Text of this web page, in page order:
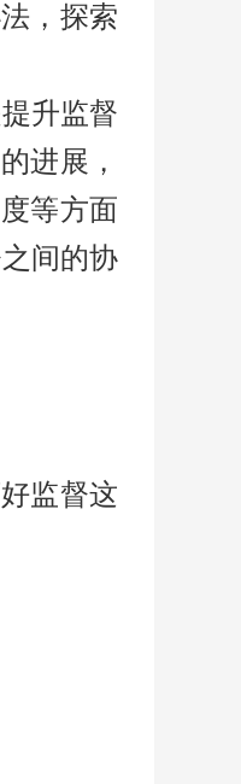
，探索
升监督
进展，
等方面
间的协
监督这